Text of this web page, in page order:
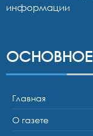
информации
ОСНОВНОЕ
Главная
О газете